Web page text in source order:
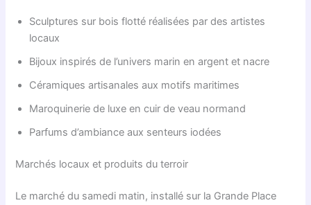
Sculptures sur bois flotté réalisées par des artistes
locaux
Bijoux inspirés de l’univers marin en argent et nacre
Céramiques artisanales aux motifs maritimes
Maroquinerie de luxe en cuir de veau normand
Parfums d’ambiance aux senteurs iodées
Marchés locaux et produits du terroir
Le marché du samedi matin, installé sur la Grande Place